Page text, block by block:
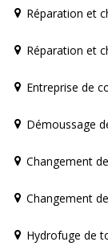
Réparation et
Réparation et
Entreprise de
Démoussage
Changement
Changement
Hydrofuge de